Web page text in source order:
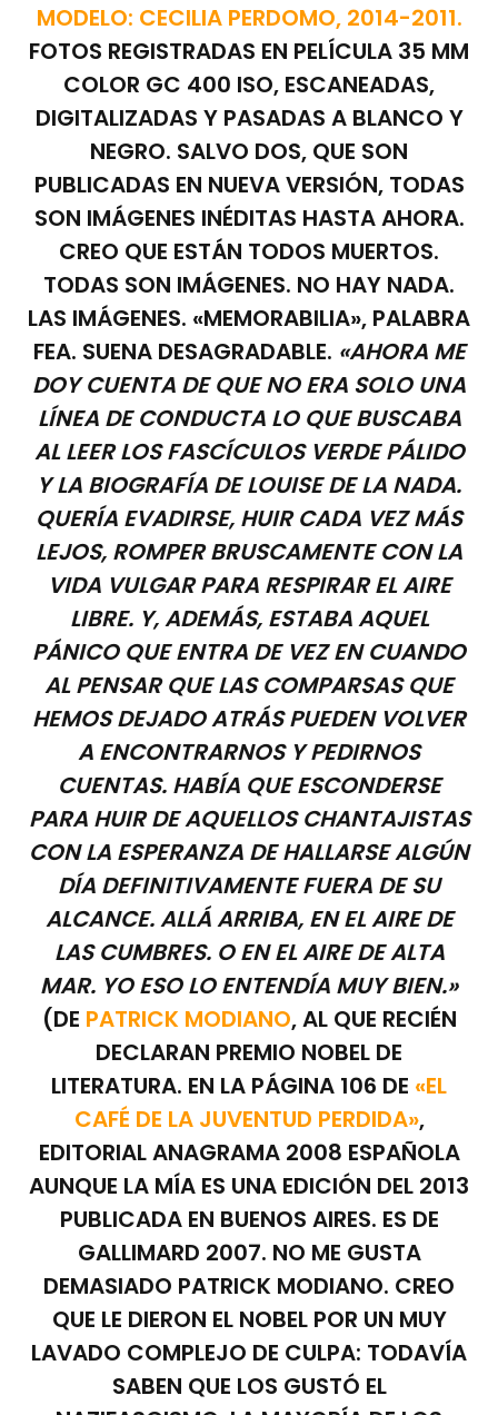
MODELO: CECILIA PERDOMO, 2014-2011.
FOTOS REGISTRADAS EN PELÍCULA 35 MM
COLOR GC 400 ISO, ESCANEADAS,
DIGITALIZADAS Y PASADAS A BLANCO Y
NEGRO. SALVO DOS, QUE SON
PUBLICADAS EN NUEVA VERSIÓN, TODAS
SON IMÁGENES INÉDITAS HASTA AHORA.
CREO QUE ESTÁN TODOS MUERTOS.
TODAS SON IMÁGENES. NO HAY NADA.
LAS IMÁGENES. «MEMORABILIA», PALABRA
FEA. SUENA DESAGRADABLE. «AHORA ME
DOY CUENTA DE QUE NO ERA SOLO UNA
LÍNEA DE CONDUCTA LO QUE BUSCABA
AL LEER LOS FASCÍCULOS VERDE PÁLIDO
Y LA BIOGRAFÍA DE LOUISE DE LA NADA.
QUERÍA EVADIRSE, HUIR CADA VEZ MÁS
LEJOS, ROMPER BRUSCAMENTE CON LA
VIDA VULGAR PARA RESPIRAR EL AIRE
LIBRE. Y, ADEMÁS, ESTABA AQUEL
PÁNICO QUE ENTRA DE VEZ EN CUANDO
AL PENSAR QUE LAS COMPARSAS QUE
HEMOS DEJADO ATRÁS PUEDEN VOLVER
A ENCONTRARNOS Y PEDIRNOS
CUENTAS. HABÍA QUE ESCONDERSE
PARA HUIR DE AQUELLOS CHANTAJISTAS
CON LA ESPERANZA DE HALLARSE ALGÚN
DÍA DEFINITIVAMENTE FUERA DE SU
ALCANCE. ALLÁ ARRIBA, EN EL AIRE DE
LAS CUMBRES. O EN EL AIRE DE ALTA
MAR. YO ESO LO ENTENDÍA MUY BIEN.»
(DE PATRICK MODIANO, AL QUE RECIÉN
DECLARAN PREMIO NOBEL DE
LITERATURA. EN LA PÁGINA 106 DE «EL
CAFÉ DE LA JUVENTUD PERDIDA»,
EDITORIAL ANAGRAMA 2008 ESPAÑOLA
AUNQUE LA MÍA ES UNA EDICIÓN DEL 2013
PUBLICADA EN BUENOS AIRES. ES DE
GALLIMARD 2007. NO ME GUSTA
DEMASIADO PATRICK MODIANO. CREO
QUE LE DIERON EL NOBEL POR UN MUY
LAVADO COMPLEJO DE CULPA: TODAVÍA
SABEN QUE LOS GUSTÓ EL